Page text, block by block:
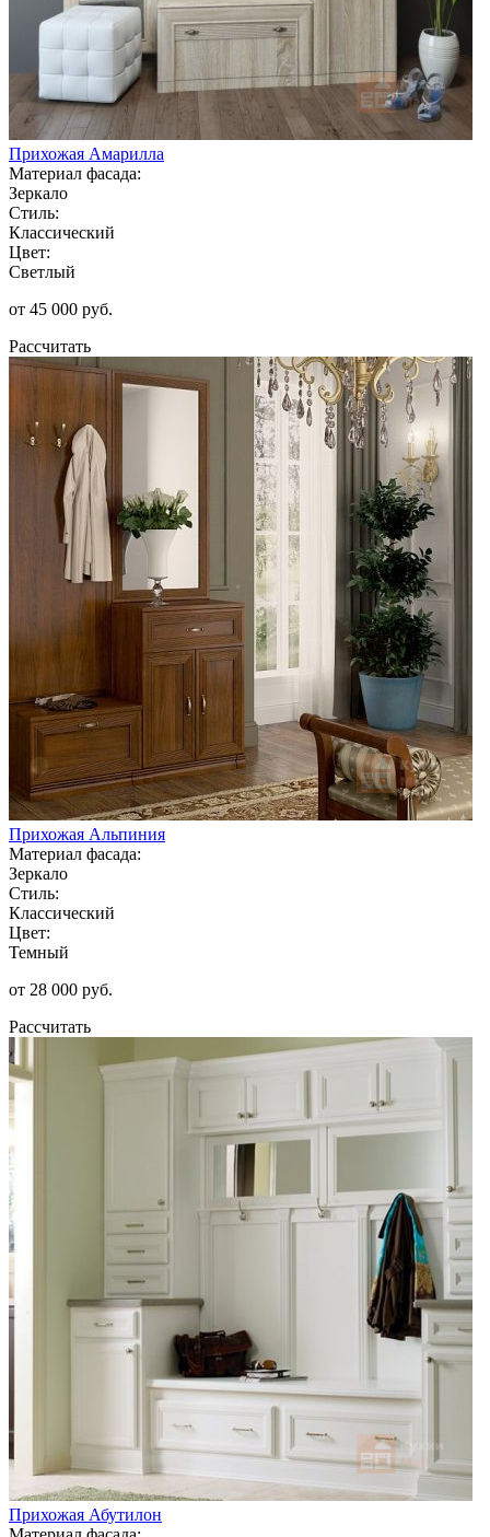
Прихожая Амарилла
Материал фасада:
Зеркало
Стиль:
Классический
Цвет:
Светлый
от 45 000 руб.
Рассчитать
Прихожая Альпиния
Материал фасада:
Зеркало
Стиль:
Классический
Цвет:
Темный
от 28 000 руб.
Рассчитать
Прихожая Абутилон